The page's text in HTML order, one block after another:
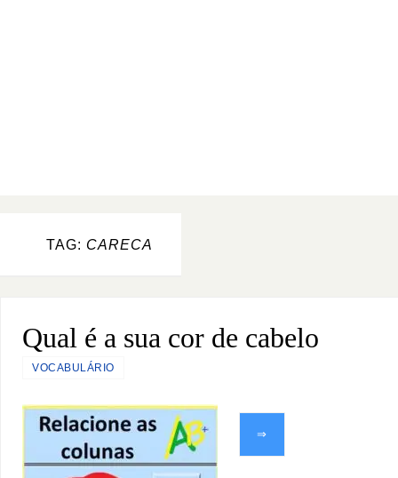
TAG: CARECA
Qual é a sua cor de cabelo
VOCABULÁRIO
⇒